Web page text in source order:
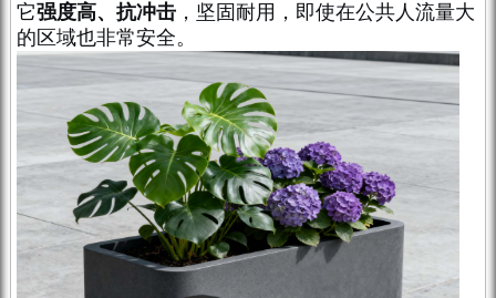
它强度高、抗冲击，坚固耐用，即使在公共人流量大
的区域也非常安全。